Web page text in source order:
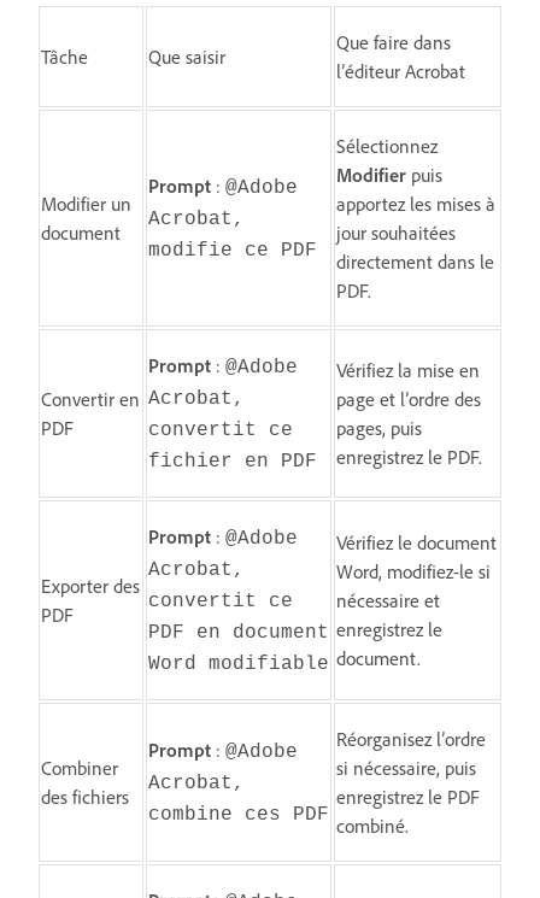
Tâche Que saisir
Que faire dans
l’éditeur Acrobat
Modifier un
document
Prompt : @Adobe
Acrobat,
modifie ce PDF
Sélectionnez
Modifier puis
apportez les mises à
jour souhaitées
directement dans le
PDF.
Convertir en
PDF
Prompt : @Adobe
Acrobat,
convertit ce
fichier en PDF
Vérifiez la mise en
page et l’ordre des
pages, puis
enregistrez le PDF.
Exporter des
PDF
Prompt : @Adobe
Acrobat,
convertit ce
PDF en document
Word modifiable
Vérifiez le document
Word, modifiez-le si
nécessaire et
enregistrez le
document.
Combiner
des fichiers
Prompt : @Adobe
Acrobat,
combine ces PDF
Réorganisez l’ordre
si nécessaire, puis
enregistrez le PDF
combiné.